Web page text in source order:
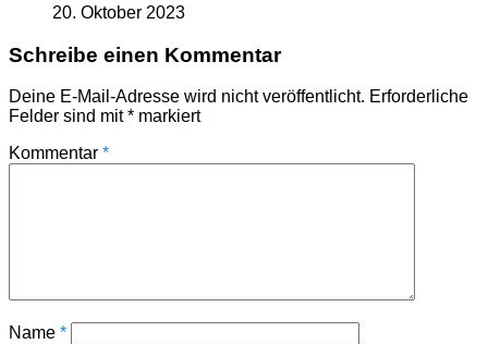
20. Oktober 2023
Schreibe einen Kommentar
Deine E-Mail-Adresse wird nicht veröffentlicht. Erforderliche
Felder sind mit* markiert
Kommentar *
Name *